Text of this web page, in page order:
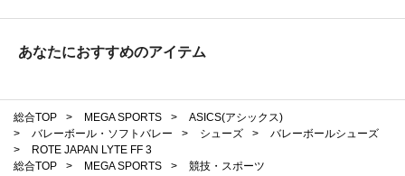
あなたにおすすめのアイテム
総合TOP > MEGA SPORTS >
ASICS(アシックス)
>
バレーボール・ソフトバレー > シューズ >
バレーボールシューズ
>
ROTE JAPAN LYTE FF 3
総合TOP
> MEGA SPORTS >
競技・スポーツ